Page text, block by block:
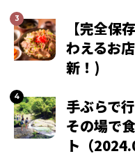
【完全保
わえるお
新！)
手ぶらで
その場で
ト（